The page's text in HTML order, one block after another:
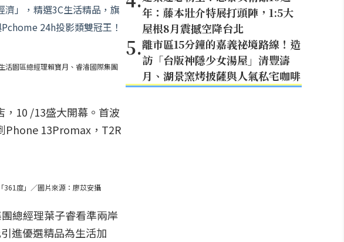
」，精選3C生活精品，旗
24h投影類雙冠王！
園區總經理賴寶月、睿濬國際集團
10 /13盛大開幕。首波
Phone 13Promax，T2R
361度」／圖片來源：廖苡安攝
總經理葉子睿看準兩岸
進優選精品為生活加
年：藤本壯介特展打頭陣，1:5大
屋根8月震撼空降台北
5.離市區15分鐘的嘉義祕境路線！造
訪「台版神隱少女湯屋」清豐濤
月、湖景窯烤披薩與人氣私宅咖啡